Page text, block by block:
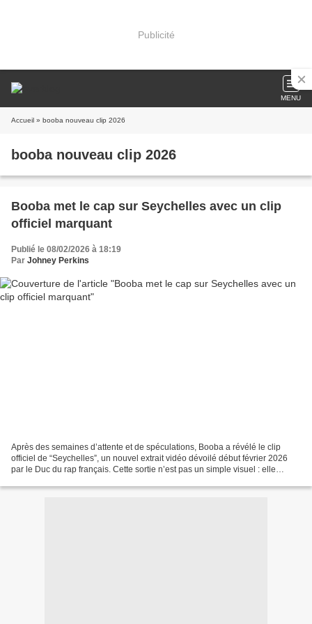
Publicité
MENU
Accueil » booba nouveau clip 2026
booba nouveau clip 2026
Booba met le cap sur Seychelles avec un clip
officiel marquant
Publié le 08/02/2026 à 18:19
Par Johney Perkins
Après des semaines d’attente et de spéculations, Booba a révélé le clip
officiel de “Seychelles”, un nouvel extrait vidéo dévoilé début février 2026
par le Duc du rap français. Cette sortie n’est pas un simple visuel : elle